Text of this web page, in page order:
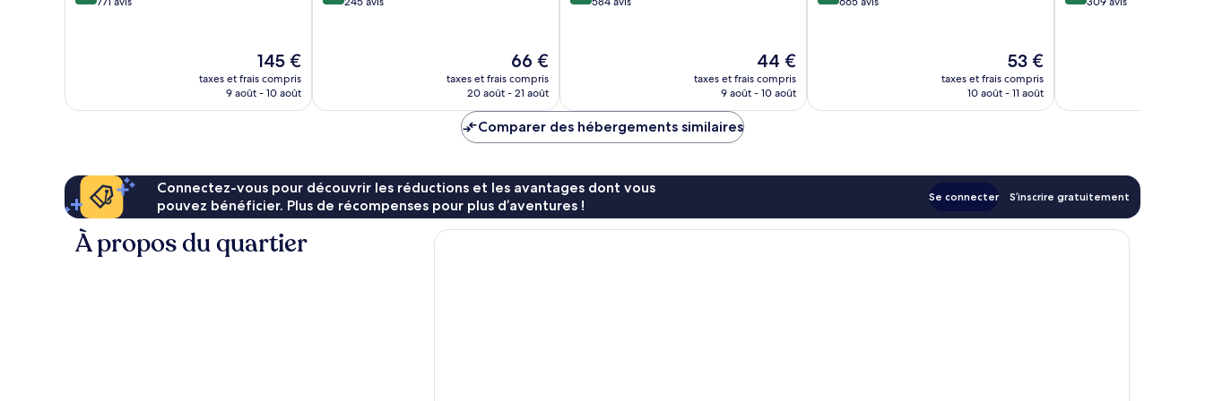
Le
nouveau
prix
145 €
taxes et frais compris
9 août - 10 août
Le
nouveau
prix
de
66 €
66 €
taxes et frais compris
20 août - 21 août
Le
nouveau
prix
44 €
taxes et frais compris
9 août - 10 août
Le
nouveau
prix
53 €
taxes et frais compris
10 août - 11 août
Comparer des hébergements similaires
Connectez-vous pour découvrir les réductions et les avantages dont vous
pouvez bénéficier. Plus de récompenses pour plus d’aventures !
Se connecter S’inscrire gratuitement
À propos du quartier